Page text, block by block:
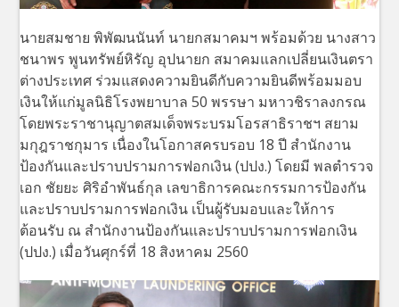
นายสมชาย พิพัฒนนันท์ นายกสมาคมฯ พร้อมด้วย นางสาว
ชนาพร พูนทรัพย์หิรัญ อุปนายก สมาคมแลกเปลี่ยนเงินตรา
ต่างประเทศ ร่วมแสดงความยินดีกับความยินดีพร้อมมอบ
เงินให้แก่มูลนิธิโรงพยาบาล 50 พรรษา มหาวชิราลงกรณ
โดยพระราชานุญาตสมเด็จพระบรมโอรสาธิราชฯ สยาม
มกุฎราชกุมาร เนื่องในโอกาสครบรอบ 18 ปี สำนักงาน
ป้องกันและปราบปรามการฟอกเงิน (ปปง.) โดยมี พลตำรวจ
เอก ชัยยะ ศิริอำพันธ์กุล เลขาธิการคณะกรรมการป้องกัน
และปราบปรามการฟอกเงิน เป็นผู้รับมอบและให้การ
ต้อนรับ ณ สำนักงานป้องกันและปราบปรามการฟอกเงิน
(ปปง.) เมื่อวันศุกร์ที่ 18 สิงหาคม 2560